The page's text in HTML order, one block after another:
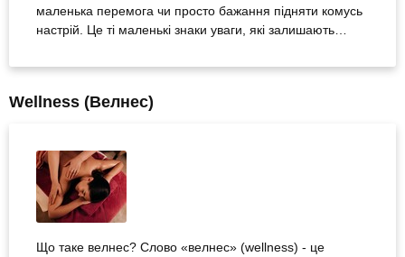
маленька перемога чи просто бажання підняти комусь
настрій. Це ті маленькі знаки уваги, які залишають
поруч» або просто подарувати комусь усмішку посеред
важливішим за великий сюрприз, бо він...
Wellness (Велнес)
Що таке велнес? Слово «велнес» (wellness) - це